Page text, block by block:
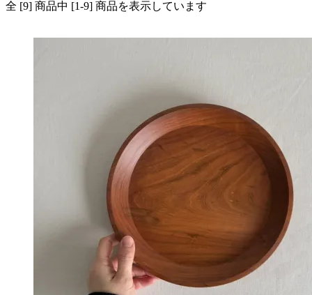
全 [9] 商品中 [1-9] 商品を表示しています